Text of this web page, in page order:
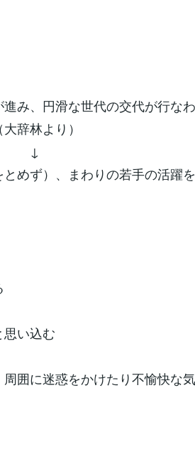
み、円滑な世代の交代が行なわ
辞林より）
めず）、まわりの若手の活躍
思い込む
囲に迷惑をかけたり不愉快な